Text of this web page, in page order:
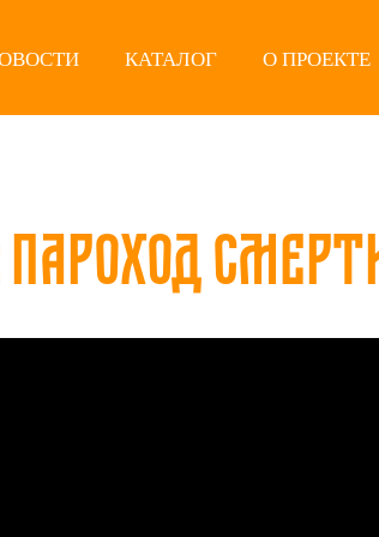
КАТАЛОГ О ПРОЕКТЕ